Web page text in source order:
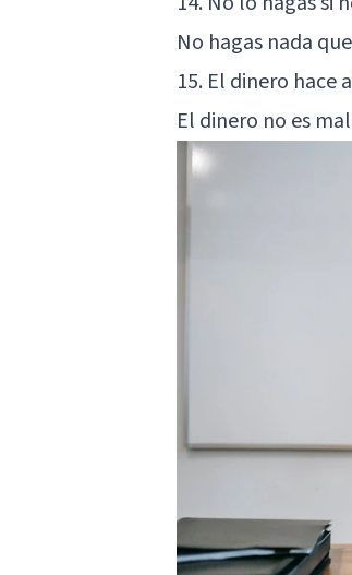
No hagas nada
15. El dinero hace
El dinero no es